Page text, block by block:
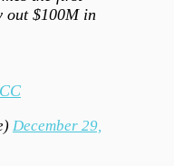
out $100M in
December 29,